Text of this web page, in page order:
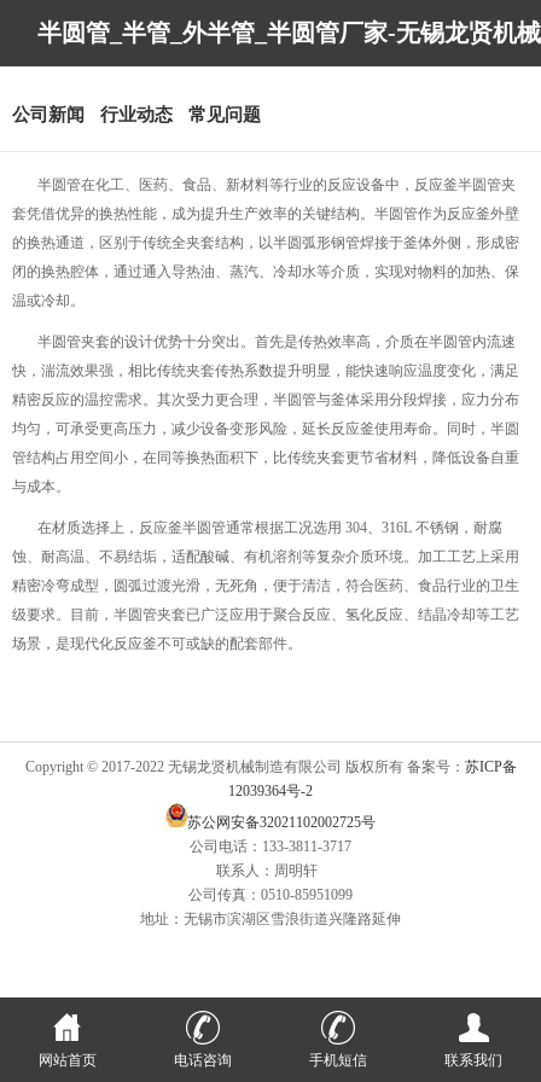
半圆管_半管_外半管_半圆管厂家-无锡龙贤机械
制造有限公司
公司新闻 行业动态 常见问题
半圆管在化工、医药、食品、新材料等行业的反应设备中，反应釜半圆管夹
套凭借优异的换热性能，成为提升生产效率的关键结构。半圆管作为反应釜外壁
的换热通道，区别于传统全夹套结构，以半圆弧形钢管焊接于釜体外侧，形成密
闭的换热腔体，通过通入导热油、蒸汽、冷却水等介质，实现对物料的加热、保
温或冷却。
半圆管夹套的设计优势十分突出。首先是传热效率高，介质在半圆管内流速
快，湍流效果强，相比传统夹套传热系数提升明显，能快速响应温度变化，满足
精密反应的温控需求。其次受力更合理，半圆管与釜体采用分段焊接，应力分布
均匀，可承受更高压力，减少设备变形风险，延长反应釜使用寿命。同时，半圆
管结构占用空间小，在同等换热面积下，比传统夹套更节省材料，降低设备自重
与成本。
在材质选择上，反应釜半圆管通常根据工况选用 304、316L 不锈钢，耐腐
蚀、耐高温、不易结垢，适配酸碱、有机溶剂等复杂介质环境。加工工艺上采用
精密冷弯成型，圆弧过渡光滑，无死角，便于清洁，符合医药、食品行业的卫生
级要求。目前，半圆管夹套已广泛应用于聚合反应、氢化反应、结晶冷却等工艺
场景，是现代化反应釜不可或缺的配套部件。
Copyright © 2017-2022 无锡龙贤机械制造有限公司 版权所有 备案号： 苏ICP备
12039364号-2
苏公网安备32021102002725号
公司电话：133-3811-3717
联系人：周明轩
公司传真：0510-85951099
地址：无锡市滨湖区雪浪街道兴隆路延伸
网站首页 电话咨询 手机短信 联系我们